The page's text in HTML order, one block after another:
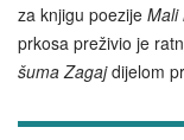
za knjigu poezije Mali
prkosa preživio je
šuma Zagajdijelom